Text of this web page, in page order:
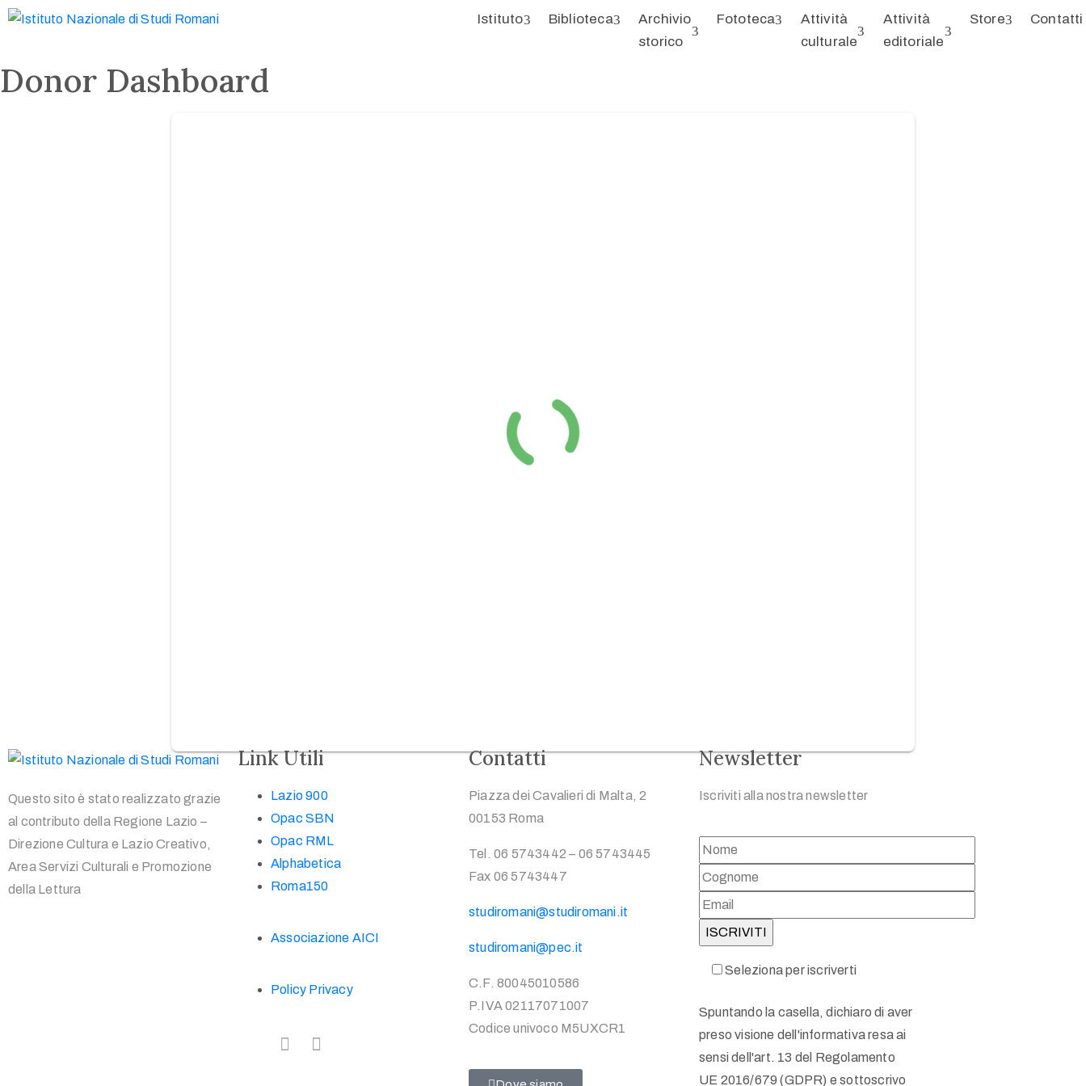
Istituto Biblioteca
Archivio
storico
Fototeca
Attività
culturale
Attività
editoriale
Store Contatti
Donor Dashboard
Questo sito è stato realizzato grazie
al contributo della Regione Lazio –
Direzione Cultura e Lazio Creativo,
Area Servizi Culturali e Promozione
della Lettura
Link Utili
Lazio 900
Opac SBN
Opac RML
Alphabetica
Roma150
Associazione AICI
Policy Privacy
Contatti
Piazza dei Cavalieri di Malta, 2
00153 Roma
Tel. 06 5743442 – 06 5743445
Fax 06 5743447
studiromani@studiromani.it
studiromani@pec.it
C.F. 80045010586
P.IVA 02117071007
Codice univoco M5UXCR1
Newsletter
Iscriviti alla nostra newsletter
Seleziona per iscriverti
Spuntando la casella, dichiaro di aver
preso visione dell'informativa resa ai
sensi dell'art. 13 del Regolamento
UE 2016/679 (GDPR) e sottoscrivo